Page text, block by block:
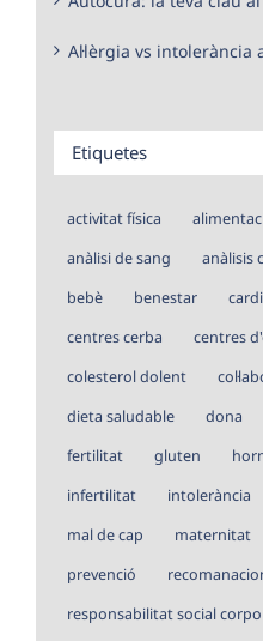
Al·lèrgia vs intolerància
Etiquetes
activitat física
anàlisi de sang
anàlisis
bebè
benestar
centres cerba
centres
colesterol dolent
dieta saludable
dona
fertilitat
gluten
infertilitat
intolerància
mal de cap
maternitat
prevenció
responsabilitat social